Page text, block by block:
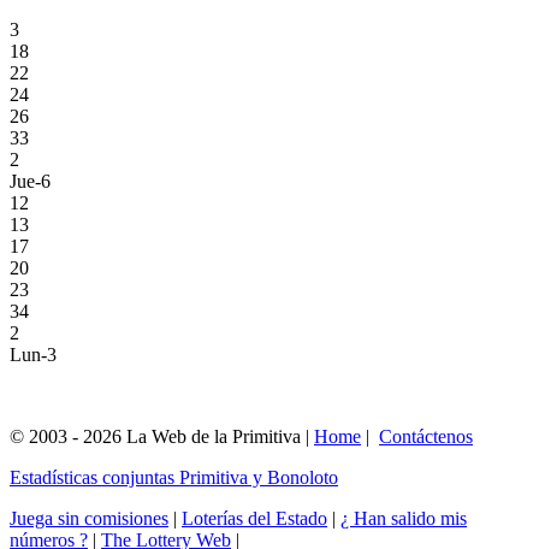
3
18
22
24
26
33
2
Jue-6
12
13
17
20
23
34
2
Lun-3
© 2003 - 2026 La Web de la Primitiva | Home | Contáctenos
Estadísticas conjuntas Primitiva y Bonoloto
Juega sin comisiones | Loterías del Estado | ¿ Han salido mis
números ? | The Lottery Web |